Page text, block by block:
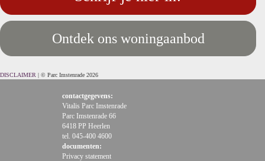
Ontdek ons woningaanbod
DISCLAIMER | © Parc Imstenrade 2026
contactgegevens:
Vitalis Parc Imstenrade
Parc Imstenrade 66
6418 PP Heerlen
tel. 045-400 4600
documenten:
Privacy statement